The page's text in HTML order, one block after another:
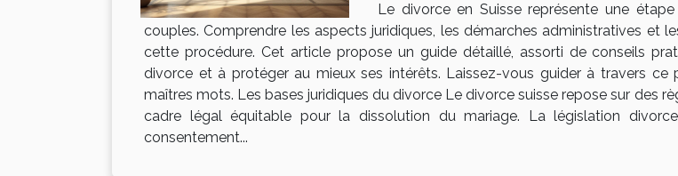
Le divorce en Suisse représente une
couples. Comprendre les aspects juridiques, les démarches administratives et
cette procédure. Cet article propose un guide détaillé, assorti de conseils
divorce et à protéger au mieux ses intérêts. Laissez-vous guider à travers
maîtres mots. Les bases juridiques du divorce Le divorce suisse repose sur des
cadre légal équitable pour la dissolution du mariage. La législation
consentement...